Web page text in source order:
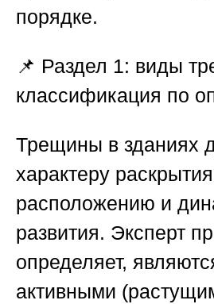
порядке.
📌 Раздел 1: виды
классификация по
Трещины в зданиях
характеру
расположению и
развития. Эксперт
определяет,
активными